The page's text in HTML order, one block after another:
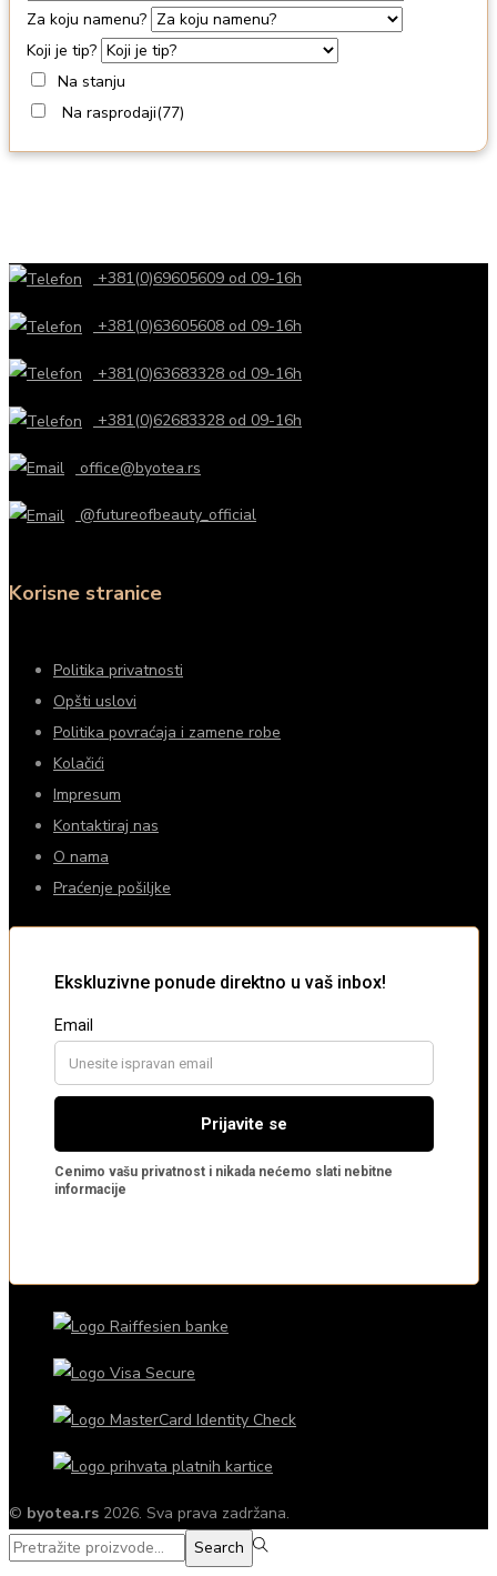
Za koju namenu?
Koji je tip?
Na stanju
Na rasprodaji(77)
+381(0)69605609 od 09-16h
+381(0)63605608 od 09-16h
+381(0)63683328 od 09-16h
+381(0)62683328 od 09-16h
office@byotea.rs
@futureofbeauty_official
Korisne stranice
Politika privatnosti
Opšti uslovi
Politika povraćaja i zamene robe
Kolačići
Impresum
Kontaktiraj nas
O nama
Praćenje pošiljke
© byotea.rs 2026. Sva prava zadržana.
Search
Search